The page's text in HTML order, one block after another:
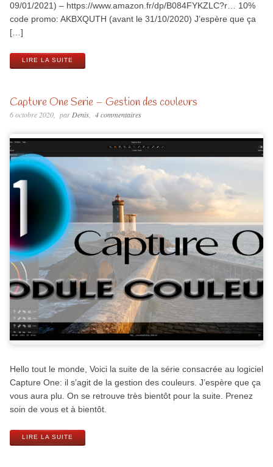
09/01/2021) – https://www.amazon.fr/dp/B084FYKZLC?r… 10%
code promo: AKBXQUTH (avant le 31/10/2020) J’espère que ça
[…]
LIRE LA SUITE
Capture One Serie – Gestion des couleurs
6 octobre 2020 par Denis 4 commentaires
Hello tout le monde, Voici la suite de la série consacrée au logiciel
Capture One: il s’agit de la gestion des couleurs. J’espère que ça
vous aura plu. On se retrouve très bientôt pour la suite. Prenez
soin de vous et à bientôt.
LIRE LA SUITE